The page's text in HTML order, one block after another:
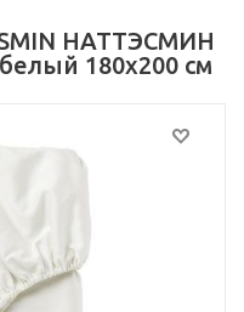
НАТТЭСМИН
180x200 см